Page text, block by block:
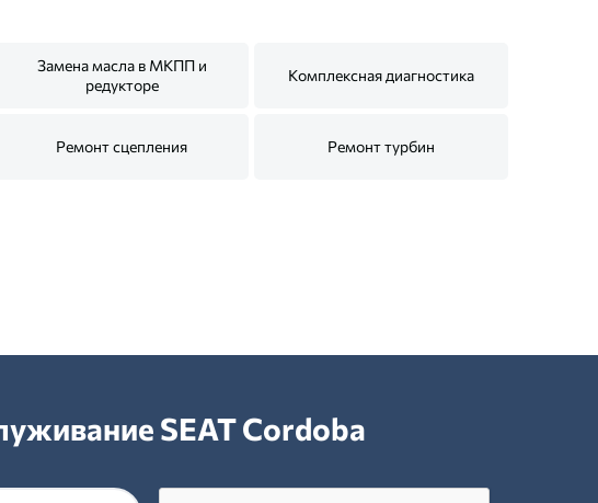
Замена масла в МКПП и
редукторе
Комплексная диагностика
Ремонт сцепления Ремонт турбин
SEAT Cordoba